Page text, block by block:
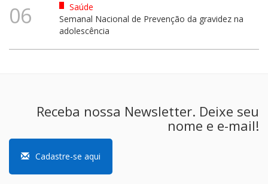
06
Saúde
Semanal Nacional de Prevenção da gravidez na
adolescência
Receba nossa Newsletter. Deixe seu
nome e e-mail!
Cadastre-se aqui